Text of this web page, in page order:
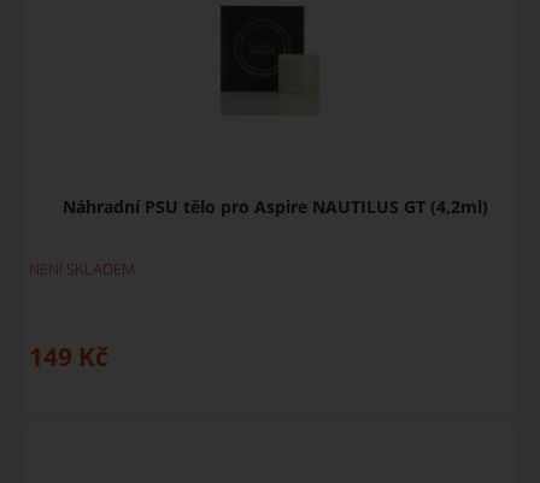
Náhradní PSU tělo pro Aspire NAUTILUS GT (4,2ml)
NENÍ SKLADEM
149 Kč